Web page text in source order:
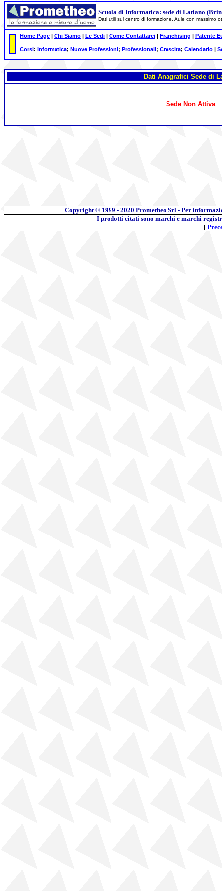
Scuola di Informatica: sede di Latiano
Dati utili sul centro di formazione. Aule con massimo
Home Page | Chi Siamo | Le Sedi | Come Contattarci | Franchising | Patente
Corsi: Informatica; Nuove Professioni; Professionali; Crescita; Calendario |
Dati Anagrafici Sede di
Sede Non Attiva
Copyright © 1999 - 2020 Prometheo Srl - Per
I prodotti citati sono marchi e marchi
[